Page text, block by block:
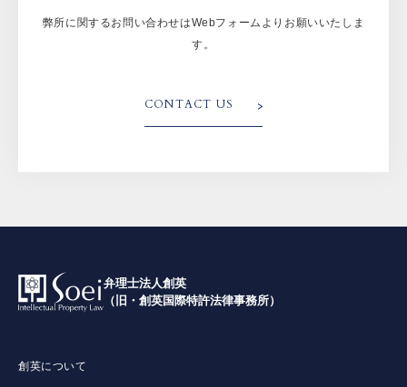
弊所に関するお問い合わせはWebフォームよりお願いいたしま
す。
CONTACT US
弁理士法人創英
（旧・創英国際特許法律事務所）
創英について